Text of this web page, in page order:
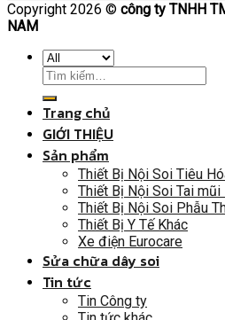
Copyright 2026 © công ty TNHH
NAM
Trang chủ
GIỚI THIỆU
Sản phẩm
Thiết Bị Nội Soi Tiêu
Thiết Bị Nội Soi Tai mũi
Thiết Bị Nội Soi Phẫu
Thiết Bị Y Tế Khác
Xe điện Eurocare
Sửa chữa dây soi
Tin tức
Tin Công ty